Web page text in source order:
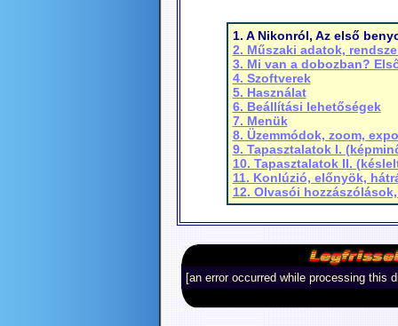
1. A Nikonról, Az első
2. Műszaki adatok,
3. Mi van a dobozban?
4. Szoftverek
5. Használat
6. Beállítási lehetőségek
7. Menük
8. Üzemmódok, zoom,
9. Tapasztalatok I.
10. Tapasztalatok II.
11. Konlúzió, előnyök,
12. Olvasói
[an error occurred while processing this